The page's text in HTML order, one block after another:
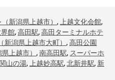
新潟県上越市） , 上越文化会館,
館, 高田駅, 高田ターミナルホテ
新潟県上越市大町） , 高田公園
上越市） , 南高田駅, スーパーホ
山の湯, 上越妙高駅, 北新井駅, 新